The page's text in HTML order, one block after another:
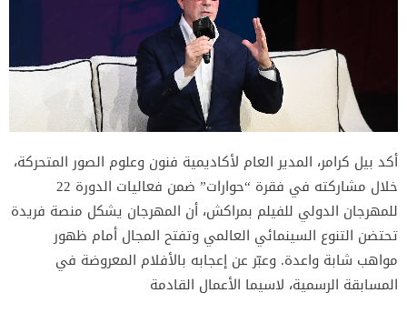
أكد بيل كرامر، المدير العام لأكاديمية فنون وعلوم الصور المتحركة،
خلال مشاركته في فقرة “حوارات” ضمن فعاليات الدورة 22
للمهرجان الدولي للفيلم بمراكش، أن المهرجان يشكل منصة فريدة
تحتضن التنوع السينمائي العالمي وتفتح المجال أمام ظهور
مواهب شابة واعدة. وعبّر عن إعجابه بالأفلام المعروضة في
المسابقة الرسمية، لاسيما الأعمال القادمة